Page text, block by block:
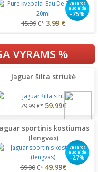
Vasaros
nuolaida
-75%
15.99€* 3.99 €
VYRAMS %
Jaguar šilta striukė
79.99€* 59.99€
sportinis kostiumas
(lengvas)
Vasaros
nuolaida
-27%
69.00€* 49.99€